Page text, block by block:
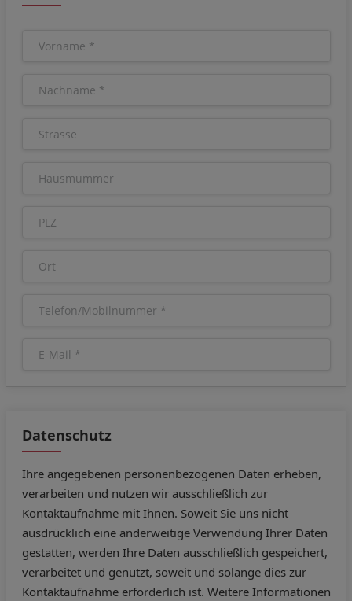
Datenschutz
Ihre angegebenen personenbezogenen Daten erheben,
verarbeiten und nutzen wir ausschließlich zur
Kontaktaufnahme mit Ihnen. Soweit Sie uns nicht
ausdrücklich eine anderweitige Verwendung Ihrer Daten
gestatten, werden Ihre Daten ausschließlich gespeichert,
verarbeitet und genutzt, soweit und solange dies zur
Kontaktaufnahme erforderlich ist. Weitere Informationen